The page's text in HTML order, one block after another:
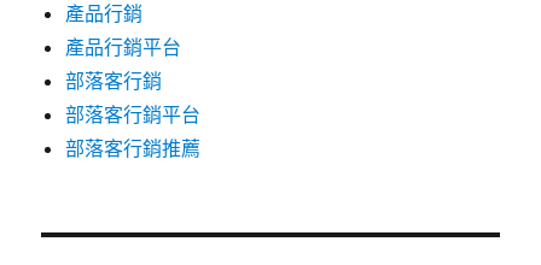
產品行銷
產品行銷平台
部落客行銷
部落客行銷平台
部落客行銷推薦